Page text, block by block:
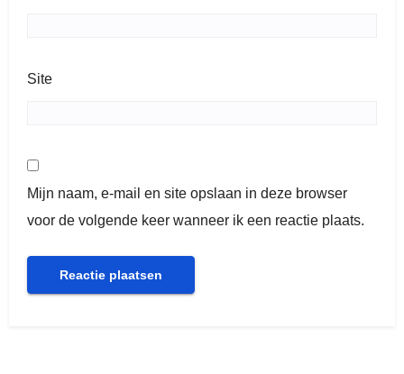
Site
Mijn naam, e-mail en site opslaan in deze browser
voor de volgende keer wanneer ik een reactie plaats.